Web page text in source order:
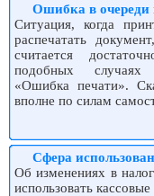
Ошибка в очереди
Ситуация, когда
распечатать
считается
подобных случаях
«Ошибка печати».
вполне по силам
Сфера
Об изменениях в
использовать